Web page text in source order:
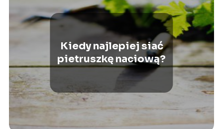
Kiedy najlepiej siać
pietruszkę naciową?